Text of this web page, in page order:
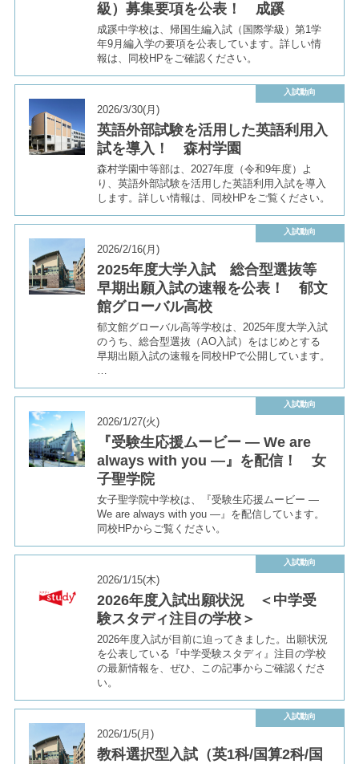
級）募集要項を公表！ 成蹊
成蹊中学校は、帰国生編入試（国際学級）第1学
年9月編入学の要項を公表しています。詳しい情
報は、同校HPをご確認ください。
入試動向
2026/3/30(月)
英語外部試験を活用した英語利用入
試を導入！ 森村学園
森村学園中等部は、2027年度（令和9年度）よ
り、英語外部試験を活用した英語利用入試を導入
します。詳しい情報は、同校HPをご覧ください。
入試動向
2026/2/16(月)
2025年度大学入試 総合型選抜等
早期出願入試の速報を公表！ 郁文
館グローバル高校
郁文館グローバル高等学校は、2025年度大学入試
のうち、総合型選抜（AO入試）をはじめとする
早期出願入試の速報を同校HPで公開しています。
…
入試動向
2026/1/27(火)
『受験生応援ムービー ― We are
always with you ―』を配信！ 女
子聖学院
女子聖学院中学校は、『受験生応援ムービー ―
We are always with you ―』を配信しています。
同校HPからご覧ください。
入試動向
2026/1/15(木)
2026年度入試出願状況 ＜中学受
験スタディ注目の学校＞
2026年度入試が目前に迫ってきました。出願状況
を公表している『中学受験スタディ』注目の学校
の最新情報を、ぜひ、この記事からご確認くださ
い。
入試動向
2026/1/5(月)
教科選択型入試（英1科/国算2科/国